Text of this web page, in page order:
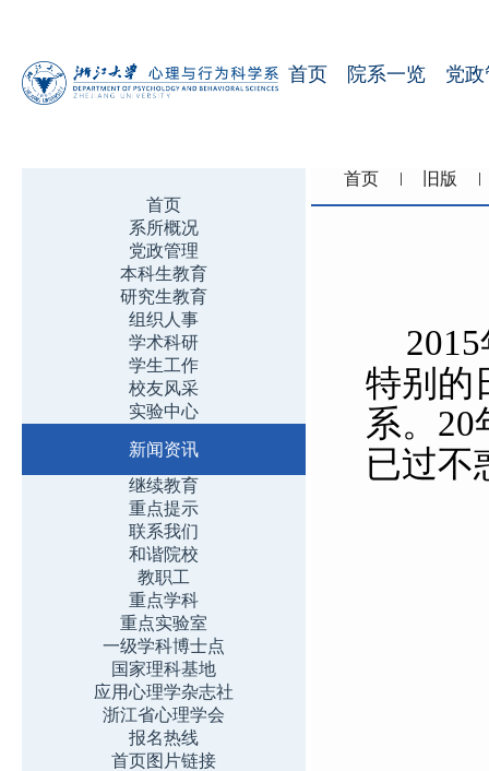
首页 院系一览 党
首页
系所概况
党政管理
本科生教育
研究生教育
组织人事
学术科研
学生工作
校友风采
实验中心
新闻资讯
继续教育
重点提示
联系我们
和谐院校
教职工
重点学科
重点实验室
一级学科博士点
国家理科基地
应用心理学杂志社
浙江省心理学会
报名热线
首页图片链接
首页 旧版
特别的
系。
已过不